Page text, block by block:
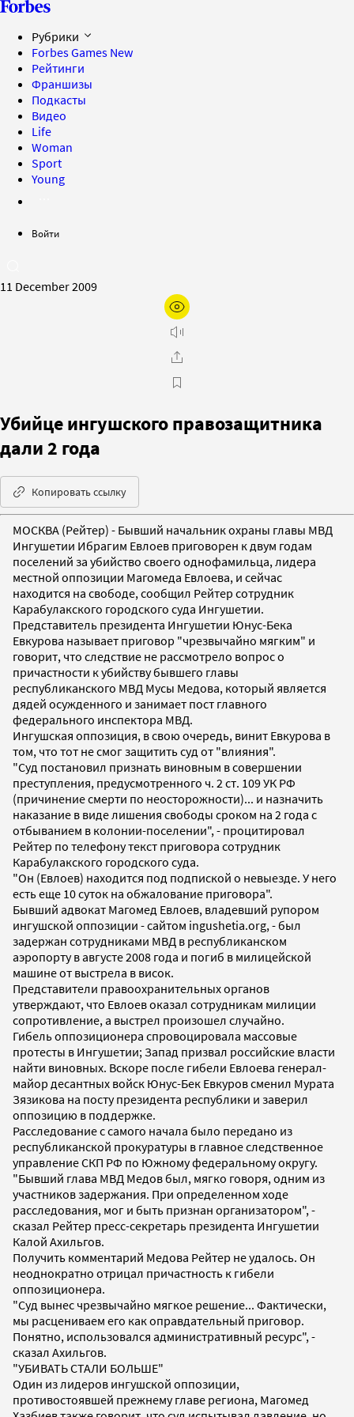
Рубрики
Forbes Games New
Рейтинги
Франшизы
Подкасты
Видео
Life
Woman
Sport
Young
Войти
11 December 2009
Убийце ингушского правозащитника
дали 2 года
Копировать ссылку
МОСКВА (Рейтер) - Бывший начальник охраны главы МВД
Ингушетии Ибрагим Евлоев приговорен к двум годам
поселений за убийство своего однофамильца, лидера
местной оппозиции Магомеда Евлоева, и сейчас
находится на свободе, сообщил Рейтер сотрудник
Карабулакского городского суда Ингушетии.
Представитель президента Ингушетии Юнус-Бека
Евкурова называет приговор "чрезвычайно мягким" и
говорит, что следствие не рассмотрело вопрос о
причастности к убийству бывшего главы
республиканского МВД Мусы Медова, который является
дядей осужденного и занимает пост главного
федерального инспектора МВД.
Ингушская оппозиция, в свою очередь, винит Евкурова в
том, что тот не смог защитить суд от "влияния".
"Суд постановил признать виновным в совершении
преступления, предусмотренного ч. 2 ст. 109 УК РФ
(причинение смерти по неосторожности)... и назначить
наказание в виде лишения свободы сроком на 2 года с
отбыванием в колонии-поселении", - процитировал
Рейтер по телефону текст приговора сотрудник
Карабулакского городского суда.
"Он (Евлоев) находится под подпиской о невыезде. У него
есть еще 10 суток на обжалование приговора".
Бывший адвокат Магомед Евлоев, владевший рупором
ингушской оппозиции - сайтом ingushetia.org, - был
задержан сотрудниками МВД в республиканском
аэропорту в августе 2008 года и погиб в милицейской
машине от выстрела в висок.
Представители правоохранительных органов
утверждают, что Евлоев оказал сотрудникам милиции
сопротивление, а выстрел произошел случайно.
Гибель оппозиционера спровоцировала массовые
протесты в Ингушетии; Запад призвал российские власти
найти виновных. Вскоре после гибели Евлоева генерал-
майор десантных войск Юнус-Бек Евкуров сменил Мурата
Зязикова на посту президента республики и заверил
оппозицию в поддержке.
Расследование с самого начала было передано из
республиканской прокуратуры в главное следственное
управление СКП РФ по Южному федеральному округу.
"Бывший глава МВД Медов был, мягко говоря, одним из
участников задержания. При определенном ходе
расследования, мог и быть признан организатором", -
сказал Рейтер пресс-секретарь президента Ингушетии
Калой Ахильгов.
Получить комментарий Медова Рейтер не удалось. Он
неоднократно отрицал причастность к гибели
оппозиционера.
"Суд вынес чрезвычайно мягкое решение... Фактически,
мы расцениваем его как оправдательный приговор.
Понятно, использовался административный ресурс", -
сказал Ахильгов.
"УБИВАТЬ СТАЛИ БОЛЬШЕ"
Один из лидеров ингушской оппозиции,
противостоявшей прежнему главе региона, Магомед